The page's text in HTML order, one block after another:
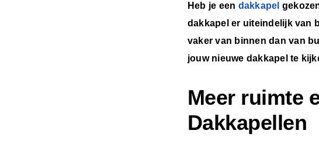
Heb je een dakkapel
dakkapel er uiteindelijk van
vaker van binnen dan van
jouw nieuwe dakkapel te
Meer ruimte
Dakkapellen